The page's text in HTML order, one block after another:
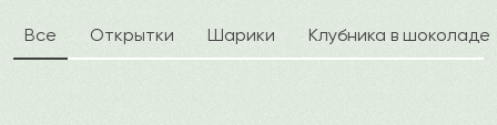
Л 2023-05-14
Леонтий
Все Открытки Шарики Клубника в шоколаде